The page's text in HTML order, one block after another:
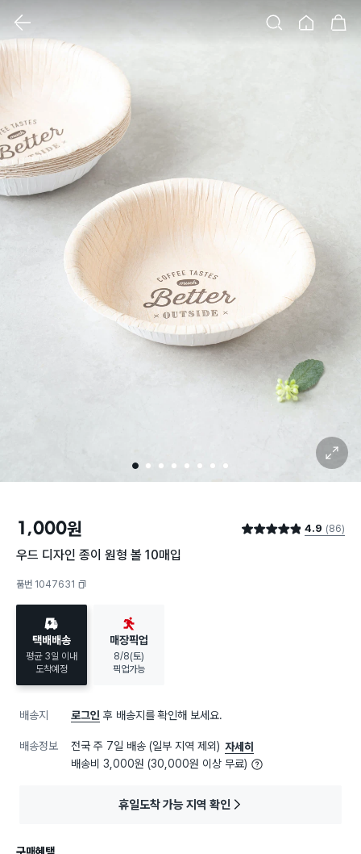
1 2 3 4 5 6 7 8
확대 보기
1,000원 별점 4.9점 4.9 (86)
우드 디자인 종이 원형 볼 10매입
품번 1047631
택배배송
평균 3일 이내
도착예정
매장픽업
8/8(토)
픽업가능
배송지 로그인 후 배송지를 확인해 보세요.
배송정보 전국 주 7일 배송 (일부 지역 제외) 자세히
배송비 3,000원 (30,000원 이상 무료)
휴일도착 가능 지역 확인